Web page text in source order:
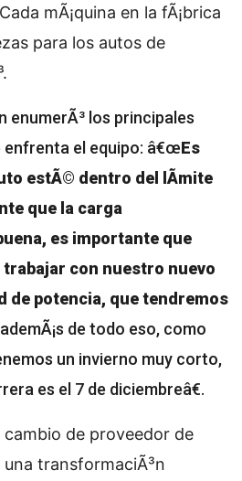
mÃ¡quina en la fÃ¡brica
para los autos de
enumerÃ³ los principales
el equipo: â€œEs
estÃ© dentro del lÃ­mite
que la carga
es importante que
trabajar con nuestro nuevo
de potencia, que tendremos
ademÃ¡s de todo eso, como
un invierno muy corto,
es el 7 de diciembreâ€.
cambio de proveedor de
transformaciÃ³n